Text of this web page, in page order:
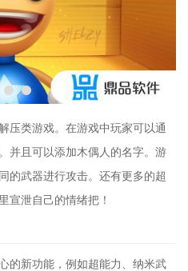
压类游戏。在游戏中玩家可以通
并且可以添加木偶人的名字。游
的武器进行攻击。还有更多的超
宣泄自己的情绪把！
的新功能，例如超能力、纳米武